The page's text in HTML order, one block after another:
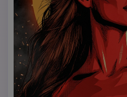
teks harus terasa secara fisik
berlapis di atas adegan tanpa
keseluruhan keras, sinematik,
kualitas ilustrasi ultra-detail,
tajam, pencahayaan dramatis;
tidak ada tanda air, tidak ada
pastel lembut, tidak ada